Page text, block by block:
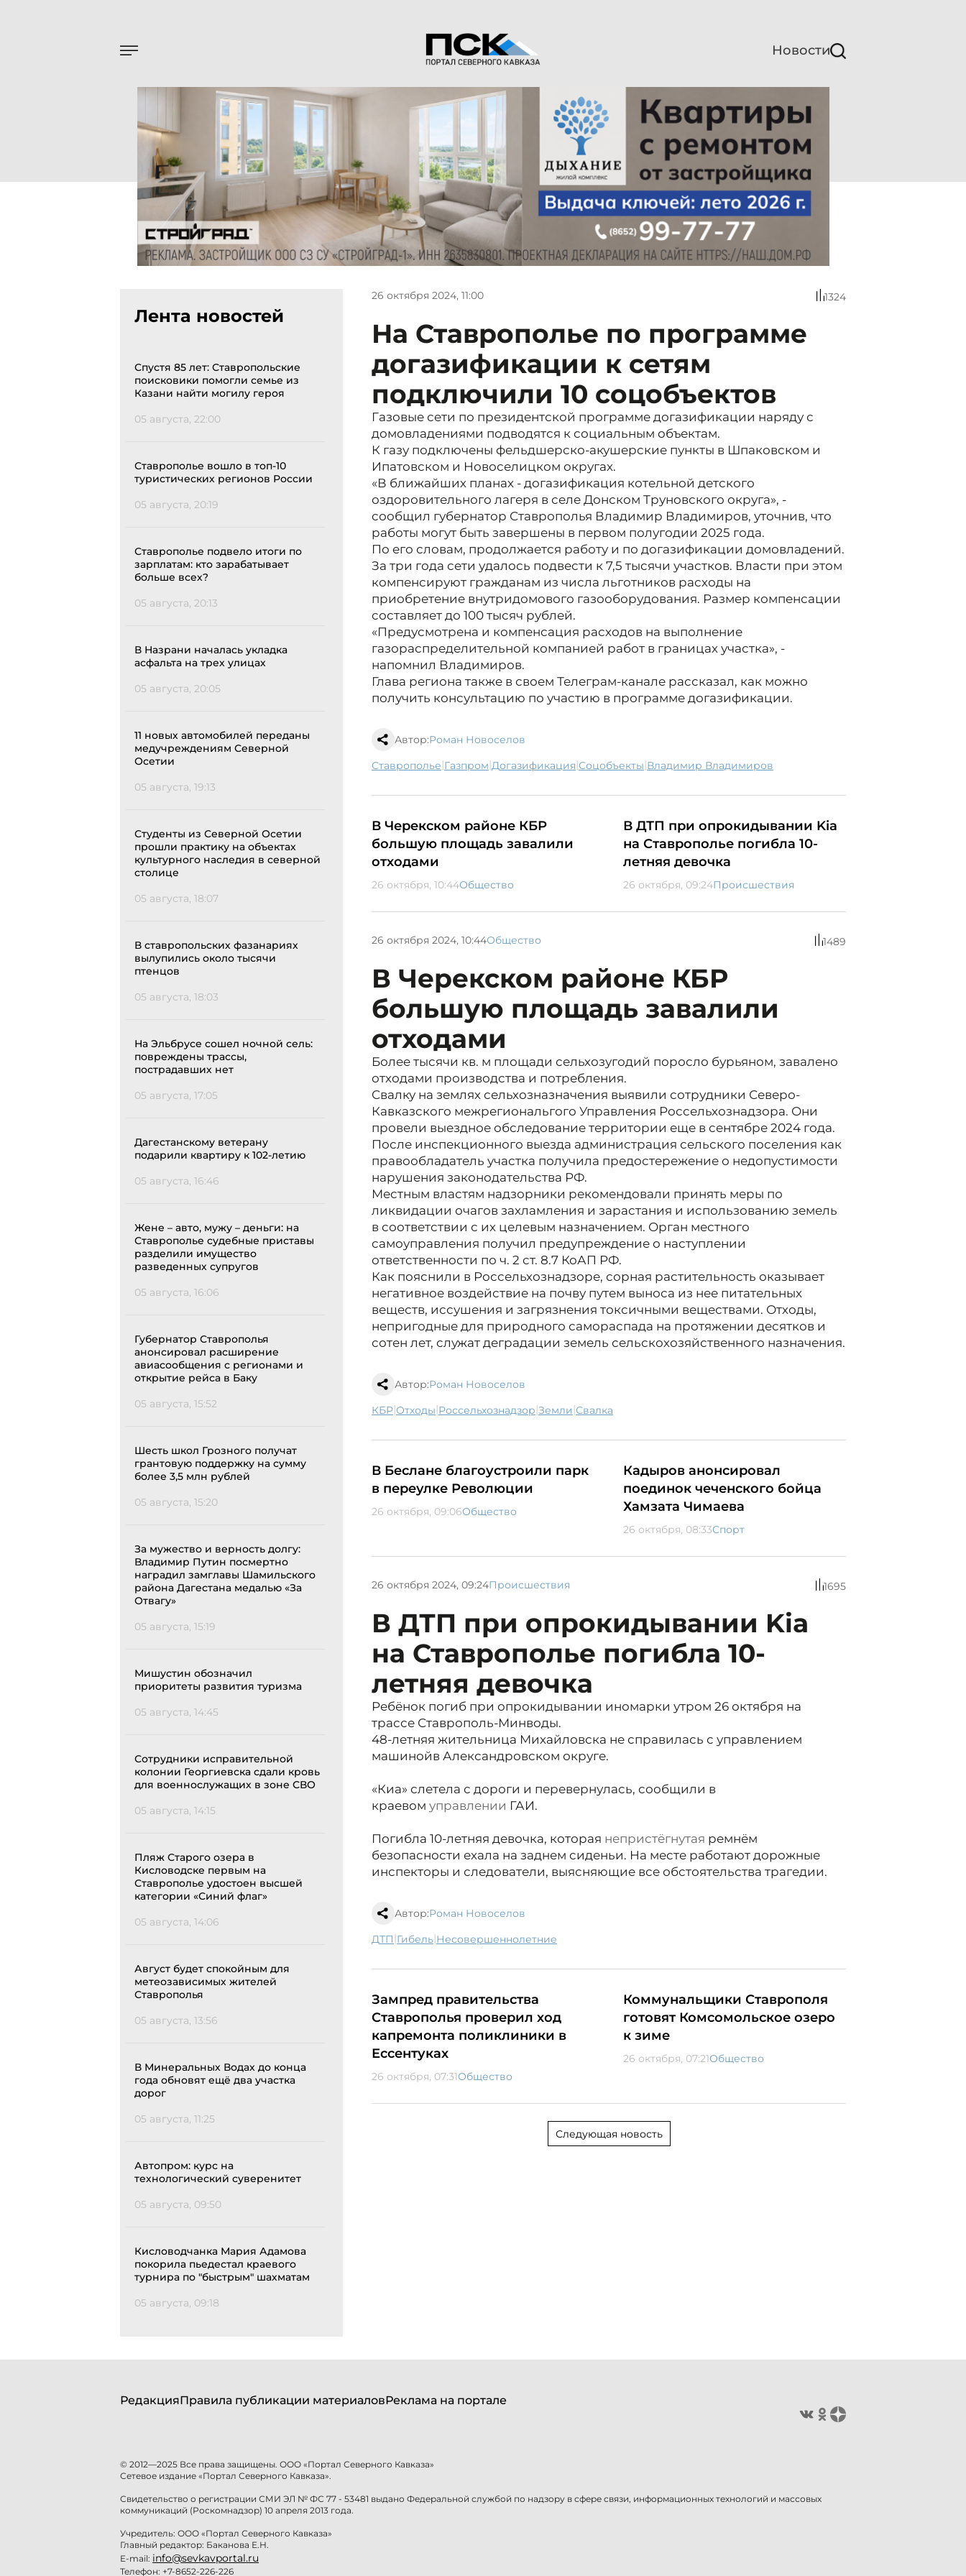
Новости
Лента новостей
Спустя 85 лет: Ставропольские
поисковики помогли семье из
Казани найти могилу героя
05 августа, 22:00
Ставрополье вошло в топ-10
туристических регионов России
05 августа, 20:19
Ставрополье подвело итоги по
зарплатам: кто зарабатывает
больше всех?
05 августа, 20:13
В Назрани началась укладка
асфальта на трех улицах
05 августа, 20:05
11 новых автомобилей переданы
медучреждениям Северной
Осетии
05 августа, 19:13
Студенты из Северной Осетии
прошли практику на объектах
культурного наследия в северной
столице
05 августа, 18:07
В ставропольских фазанариях
вылупились около тысячи
птенцов
05 августа, 18:03
На Эльбрусе сошел ночной сель:
повреждены трассы,
пострадавших нет
05 августа, 17:05
Дагестанскому ветерану
подарили квартиру к 102-летию
05 августа, 16:46
Жене – авто, мужу – деньги: на
Ставрополье судебные приставы
разделили имущество
разведенных супругов
05 августа, 16:06
Губернатор Ставрополья
анонсировал расширение
авиасообщения с регионами и
открытие рейса в Баку
05 августа, 15:52
Шесть школ Грозного получат
грантовую поддержку на сумму
более 3,5 млн рублей
05 августа, 15:20
За мужество и верность долгу:
Владимир Путин посмертно
наградил замглавы Шамильского
района Дагестана медалью «За
Отвагу»
05 августа, 15:19
Мишустин обозначил
приоритеты развития туризма
05 августа, 14:45
Сотрудники исправительной
колонии Георгиевска сдали кровь
для военнослужащих в зоне СВО
05 августа, 14:15
Пляж Старого озера в
Кисловодске первым на
Ставрополье удостоен высшей
категории «Синий флаг»
05 августа, 14:06
Август будет спокойным для
метеозависимых жителей
Ставрополья
05 августа, 13:56
В Минеральных Водах до конца
года обновят ещё два участка
дорог
05 августа, 11:25
Автопром: курс на
технологический суверенитет
05 августа, 09:50
Кисловодчанка Мария Адамова
покорила пьедестал краевого
турнира по "быстрым" шахматам
05 августа, 09:18
26 октября 2024, 11:00 1324
На Ставрополье по программе
догазификации к сетям
подключили 10 соцобъектов
Газовые сети по президентской программе догазификации наряду с
домовладениями подводятся к социальным объектам.
К газу подключены фельдшерско-акушерские пункты в Шпаковском и
Ипатовском и Новоселицком округах.
«В ближайших планах - догазификация котельной детского
оздоровительного лагеря в селе Донском Труновского округа», -
сообщил губернатор Ставрополья Владимир Владимиров, уточнив, что
работы могут быть завершены в первом полугодии 2025 года.
По его словам, продолжается работу и по догазификации домовладений.
За три года сети удалось подвести к 7,5 тысячи участков. Власти при этом
компенсируют гражданам из числа льготников расходы на
приобретение внутридомового газооборудования. Размер компенсации
составляет до 100 тысяч рублей.
«Предусмотрена и компенсация расходов на выполнение
газораспределительной компанией работ в границах участка», -
напомнил Владимиров.
Глава региона также в своем Телеграм-канале рассказал, как можно
получить консультацию по участию в программе догазификации.
Автор:Роман Новоселов
Ставрополье| Газпром| догазификация| соцобъекты| Владимир Владимиров
В Черекском районе КБР
большую площадь завалили
отходами
26 октября, 10:44Общество
В ДТП при опрокидывании Kia
на Ставрополье погибла 10-
летняя девочка
26 октября, 09:24Происшествия
26 октября 2024, 10:44Общество 1489
В Черекском районе КБР
большую площадь завалили
отходами
Более тысячи кв. м площади сельхозугодий поросло бурьяном, завалено
отходами производства и потребления.
Свалку на землях сельхозназначения выявили сотрудники Северо-
Кавказского межрегиональгого Управления Россельхознадзора. Они
провели выездное обследование территории еще в сентябре 2024 года.
После инспекционного выезда администрация сельского поселения как
правообладатель участка получила предостережение о недопустимости
нарушения законодательства РФ.
Местным властям надзорники рекомендовали принять меры по
ликвидации очагов захламления и зарастания и использованию земель
в соответствии с их целевым назначением. Орган местного
самоуправления получил предупреждение о наступлении
ответственности по ч. 2 ст. 8.7 КоАП РФ.
Как пояснили в Россельхознадзоре, сорная растительность оказывает
негативное воздействие на почву путем выноса из нее питательных
веществ, иссушения и загрязнения токсичными веществами. Отходы,
непригодные для природного самораспада на протяжении десятков и
сотен лет, служат деградации земель сельскохозяйственного назначения.
Автор:Роман Новоселов
КБР| отходы| Россельхознадзор| земли| свалка
В Беслане благоустроили парк
в переулке Революции
26 октября, 09:06Общество
Кадыров анонсировал
поединок чеченского бойца
Хамзата Чимаева
26 октября, 08:33Спорт
26 октября 2024, 09:24Происшествия 1695
В ДТП при опрокидывании Kia
на Ставрополье погибла 10-
летняя девочка
Ребёнок погиб при опрокидывании иномарки утром 26 октября на
трассе Ставрополь-Минводы.
48-летняя жительница Михайловска не справилась с управлением
машинойв Александровском округе.
«Киа» слетела с дороги и перевернулась, сообщили в
краевом управлении ГАИ.
Погибла 10-летняя девочка, которая непристёгнутая ремнём
безопасности ехала на заднем сиденьи. На месте работают дорожные
инспекторы и следователи, выясняющие все обстоятельства трагедии.
Автор:Роман Новоселов
ДТП | гибель| несовершеннолетние
Зампред правительства
Ставрополья проверил ход
капремонта поликлиники в
Ессентуках
26 октября, 07:31Общество
Коммунальщики Ставрополя
готовят Комсомольское озеро
к зиме
26 октября, 07:21Общество
Следующая новость
РедакцияПравила публикации материаловРеклама на портале
© 2012—2025 Все права защищены. ООО «Портал Северного Кавказа»
Сетевое издание «Портал Северного Кавказа».
Свидетельство о регистрации СМИ ЭЛ № ФС 77 - 53481 выдано Федеральной службой по надзору в сфере связи, информационных технологий и массовых
коммуникаций (Роскомнадзор) 10 апреля 2013 года.
Учредитель: ООО «Портал Северного Кавказа»
Главный редактор: Баканова Е.Н.
E-mail: info@sevkavportal.ru
Телефон: +7-8652-226-226